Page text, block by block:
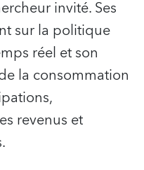
invité. Ses
sur la politique
réel et son
la consommation
revenus et